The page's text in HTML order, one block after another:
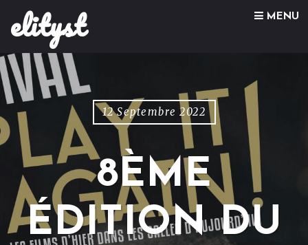
elityst MENU
Skip to content
12 Septembre 2022
8ÈME
ÉDITION DU